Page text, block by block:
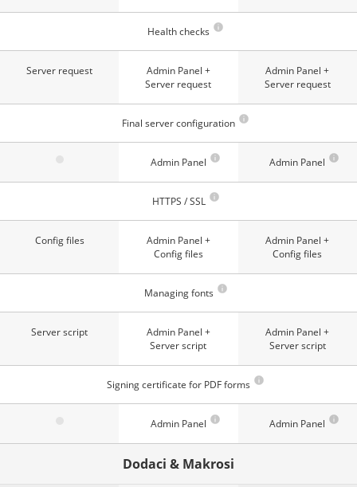
Health checks
Server request
Admin Panel +
Server request
Admin Panel +
Server request
Final server configuration
Admin Panel Admin Panel
HTTPS / SSL
Config files
Admin Panel +
Config files
Admin Panel +
Config files
Managing fonts
Server script
Admin Panel +
Server script
Admin Panel +
Server script
Signing certificate for PDF forms
Admin Panel Admin Panel
Dodaci & Makrosi